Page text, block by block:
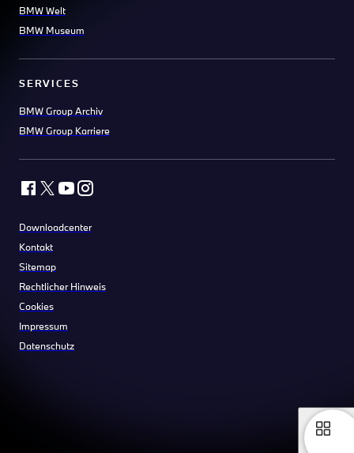
BMW Welt
BMW Museum
SERVICES
BMW Group Archiv
BMW Group Karriere
Downloadcenter
Kontakt
Sitemap
Rechtlicher Hinweis
Cookies
Impressum
Datenschutz